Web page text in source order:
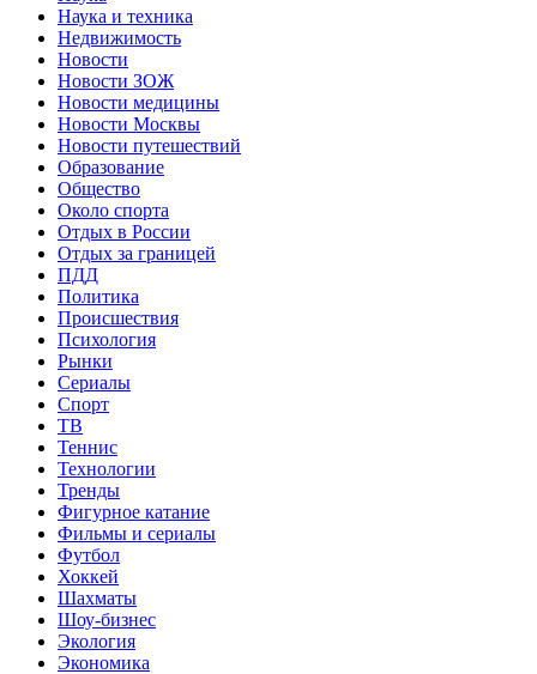
Наука и техника
Недвижимость
Новости
Новости ЗОЖ
Новости медицины
Новости Москвы
Новости путешествий
Образование
Общество
Около спорта
Отдых в России
Отдых за границей
ПДД
Политика
Происшествия
Психология
Рынки
Сериалы
Спорт
ТВ
Теннис
Технологии
Тренды
Фигурное катание
Фильмы и сериалы
Футбол
Хоккей
Шахматы
Шоу-бизнес
Экология
Экономика